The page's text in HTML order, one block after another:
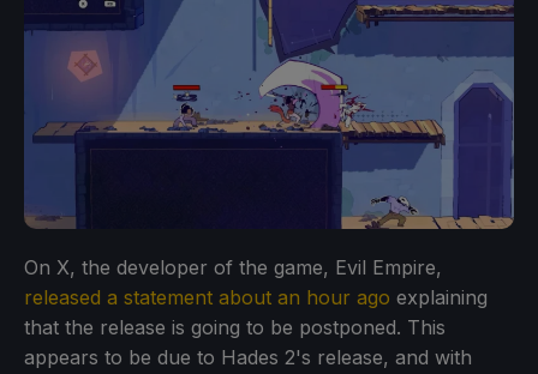
On X, the developer of the game, Evil Empire,
released a statement about an hour ago explaining
that the release is going to be postponed. This
appears to be due to Hades 2's release, and with